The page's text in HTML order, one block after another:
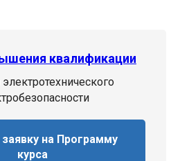
квалификации
на Программу
курса